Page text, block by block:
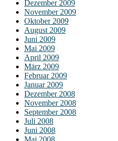
Dezember 2009
November 2009
Oktober 2009
August 2009
Juni 2009
Mai 2009
April 2009
März 2009
Februar 2009
Januar 2009
Dezember 2008
November 2008
September 2008
Juli 2008
Juni 2008